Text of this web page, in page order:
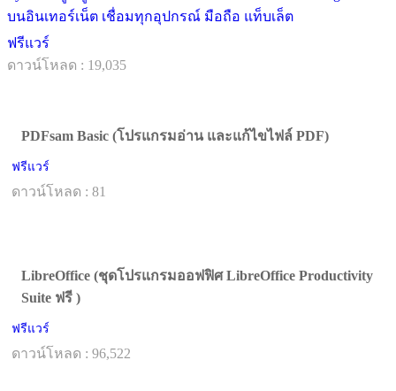
บนอินเทอร์เน็ต เชื่อมทุกอุปกรณ์ มือถือ แท็บเล็ต
ฟรีแวร์
ดาวน์โหลด : 19,035
PDFsam Basic (โปรแกรมอ่าน และแก้ไขไฟล์ PDF)
ฟรีแวร์
ดาวน์โหลด : 81
LibreOffice (ชุดโปรแกรมออฟฟิศ LibreOffice Productivity
Suite ฟรี )
ฟรีแวร์
ดาวน์โหลด : 96,522